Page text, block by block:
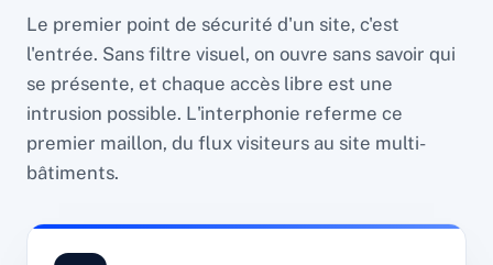
Le premier point de sécurité d'un site, c'est
l'entrée. Sans filtre visuel, on ouvre sans savoir qui
se présente, et chaque accès libre est une
intrusion possible. L'interphonie referme ce
premier maillon, du flux visiteurs au site multi-
bâtiments.